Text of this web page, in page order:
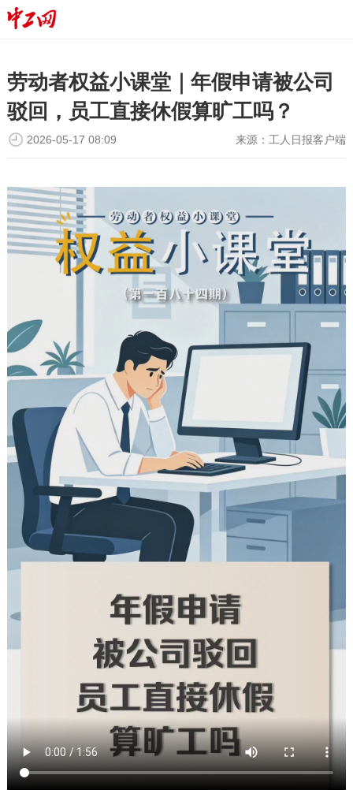
劳动者权益小课堂｜年假申请被公司
驳回，员工直接休假算旷工吗？
来源： 工人日报客户端
2026-05-17 08:09